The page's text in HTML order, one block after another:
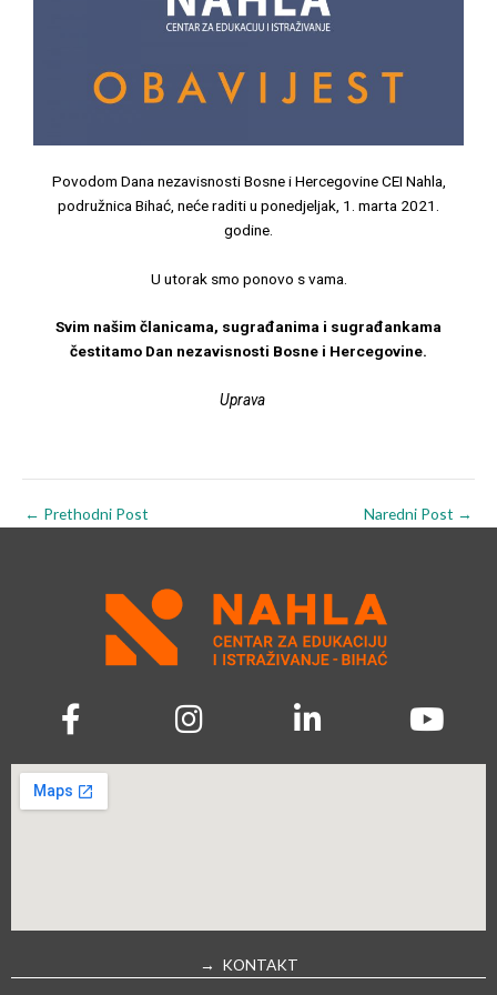
Povodom Dana nezavisnosti Bosne i Hercegovine CEI Nahla,
podružnica Bihać, neće raditi u ponedjeljak, 1. marta 2021.
godine.
U utorak smo ponovo s vama.
Svim našim članicama, sugrađanima i sugrađankama
čestitamo Dan nezavisnosti Bosne i Hercegovine.
Uprava
← Prethodni Post Naredni Post →
→ KONTAKT